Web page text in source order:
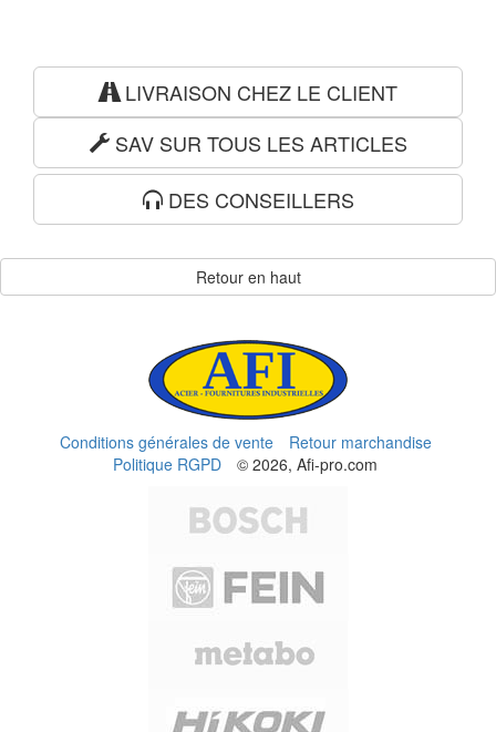
LIVRAISON CHEZ LE CLIENT
SAV SUR TOUS LES ARTICLES
DES CONSEILLERS
Retour en haut
Conditions générales de vente
Retour marchandise
Politique RGPD
© 2026, Afi-pro.com